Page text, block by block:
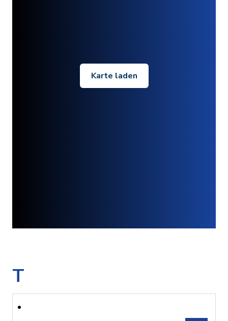
Karte laden
T